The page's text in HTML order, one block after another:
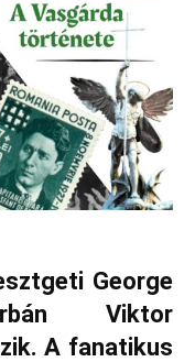
George
Viktor
A fanatikus